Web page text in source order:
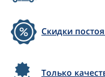
Скидки
Только